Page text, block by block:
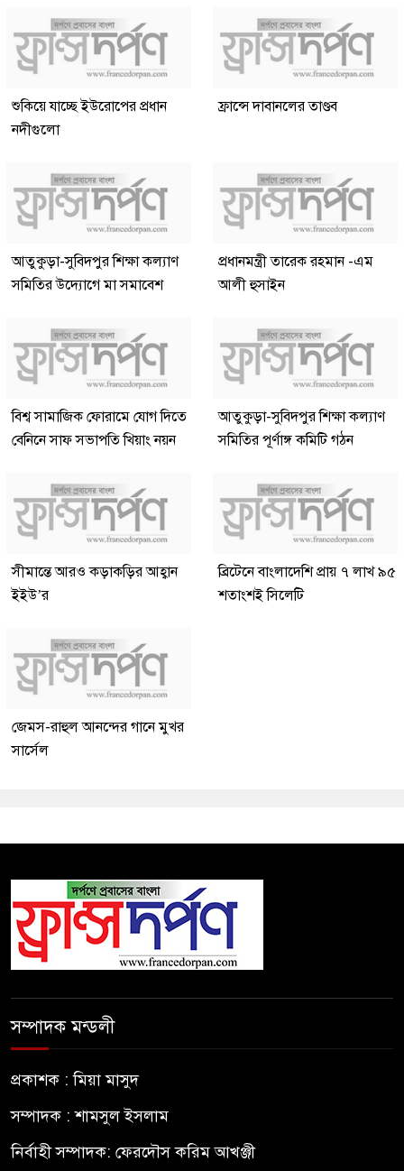
শুকিয়ে যাচ্ছে ইউরোপের প্রধান
নদীগুলো
ফ্রান্সে দাবানলের তাণ্ডব
আতুকুড়া-সুবিদপুর শিক্ষা কল্যাণ
সমিতির উদ্যোগে মা সমাবেশ
প্রধানমন্ত্রী তারেক রহমান -এম
আলী হুসাইন
বিশ্ব সামাজিক ফোরামে যোগ দিতে
বেনিনে সাফ সভাপতি খিয়াং নয়ন
আতুকুড়া-সুবিদপুর শিক্ষা কল্যাণ
সমিতির পূর্ণাঙ্গ কমিটি গঠন
সীমান্তে আরও কড়াকড়ির আহ্বান
ইইউ’র
ব্রিটেনে বাংলাদেশি প্রায় ৭ লাখ ৯৫
শতাংশই সিলেটি
জেমস-রাহুল আনন্দের গানে মুখর
সার্সেল
সম্পাদক মন্ডলী
প্রকাশক : মিয়া মাসুদ
সম্পাদক : শামসুল ইসলাম
নির্বাহী সম্পাদক: ফেরদৌস করিম আখঞ্জী